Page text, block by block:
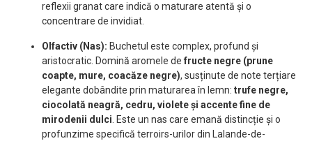
reflexii granat care indică o maturare atentă și o
concentrare de invidiat.
Olfactiv (Nas): Buchetul este complex, profund și
aristocratic. Domină aromele de fructe negre (prune
coapte, mure, coacăze negre), susținute de note terțiare
elegante dobândite prin maturarea în lemn: trufe negre,
ciocolată neagră, cedru, violete și accente fine de
mirodenii dulci. Este un nas care emană distincție și o
profunzime specifică terroirs-urilor din Lalande-de-